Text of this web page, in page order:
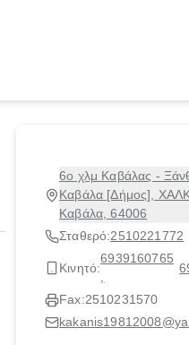
6ο χλμ Καβάλας -
Καβάλα [Δήμος],
Καβάλα, 64006
Σταθερό:2510221772
Κινητό:
6939160765
Fax:2510231570